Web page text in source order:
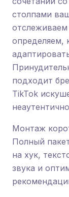
столпами
определяем,
подходит
TikTok
Монтаж
Полный
на хук,
звука и